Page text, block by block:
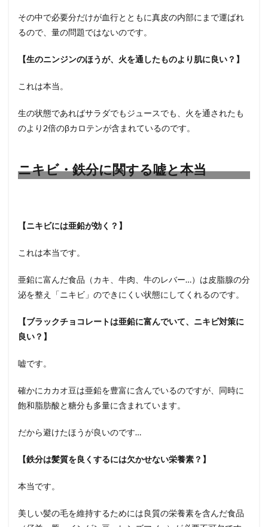
その中で必要分だけが血行とともに真皮の内部にまで運ばれ
るので、量の問題ではないのです。
【生のニンジンのほうが、火を通したものより肌に良い？】
これは本当。
生の状態であればサラダでもジュースでも、火を通されたも
のより2倍のβカロテンが含まれているのです。
ニキビ・鉄分に関する嘘と本当
【ニキビには亜鉛が効く？】
これは本当です。
亜鉛に富んだ食品（カキ、牛肉、牛のレバー…）は皮脂腺の分
泌を整え「ニキビ」のできにくい状態にしてくれるのです。
【ブラックチョコレートは亜鉛に富んでいて、ニキビ対策に
良い？】
嘘です。
確かにカカオ豆は亜鉛を豊富に含んでいるのですが、同時に
飽和脂肪酸と糖分も多量に含まれています。
だから避けたほうが良いのです…
【鉄分は髪質を良くするには欠かせない栄養素？】
本当です。
美しい髪の毛を維持するためには良質の栄養素を含んだ食品